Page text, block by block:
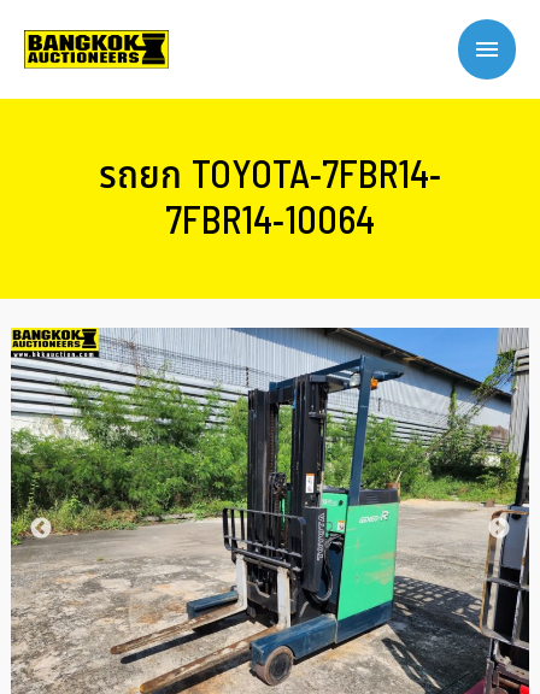
รถยก TOYOTA-7FBR14-
7FBR14-10064